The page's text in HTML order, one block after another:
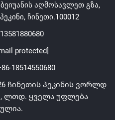
ბეიუანის აღმოსავლეთ გზა,
ჩინეთი.100012
protected]
18514550680
ჩინეთის პეკინის ვორლდ
ლთდ. ყველა უფლება